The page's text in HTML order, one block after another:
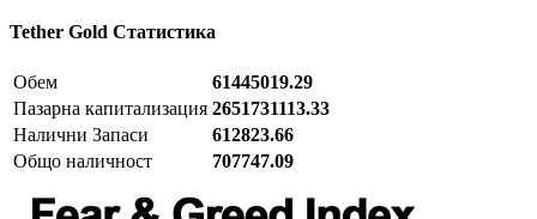
Tether Gold Статистика
Обем
61445019.29
Пазарна капитализация 2651731113.33
Налични Запаси
612823.66
Общо наличност
707747.09